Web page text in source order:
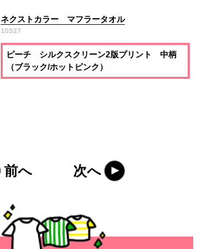
ネクストカラー マフラータオル
10527
ピーチ シルクスクリーン2版プリント 中柄
（ブラック/ホットピンク）
前へ 次へ